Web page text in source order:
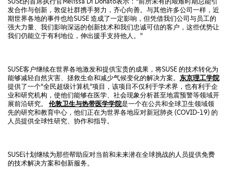
发合作与创新，敦促社群携手努力，齐心向善。与其他许多公司一样，近
期世界各地的事件也给SUSE 造成了一定影响，但凭借我们公司与员工的
强大力量、我们影响深远的创新技术和我们忠诚可信的客户，这些优势让
我们仍能立于有利地位，伸出援手支持他人。”
SUSE客户继续在世界各地激发和提供宝贵的成果，将SUSE 的技术转化为
能够减轻自然灾害、拯救生命和减少气候变化的解决方案。 东京理工学院
提供了一个“全民超级计算机”项目，该项目不仅利于学术界，也有利于企
业和研究机构，使他们能够在医学、社会现象分析甚至地震预警等领域开
展前沿研究。 伦敦卫生与热带医学学院是一个在公共和全球卫生领域领
先的研究和教育中心，他们正在为世界各地应对新冠肺炎 (COVID-19) 的
人员提供全球性研究、协作和指导。
SUSE计划继续为那些帮助应对当前和未来潜在全球挑战的人员提供免费
的技术解决方案和创新服务。